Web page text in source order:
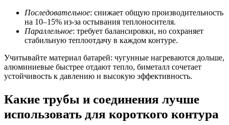
Последовательное: снижает общую производительность
на 10–15% из-за остывания теплоносителя.
Параллельное: требует балансировки, но сохраняет
стабильную теплоотдачу в каждом контуре.
Учитывайте материал батарей: чугунные нагреваются дольше,
алюминиевые быстрее отдают тепло, биметалл сочетает
устойчивость к давлению и высокую эффективность.
Какие трубы и соединения лучше
использовать для короткого контура